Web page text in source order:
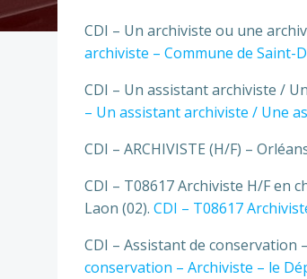
CDI – Un archiviste ou une
archiviste – Commune de Saint-
CDI – Un assistant archiviste /
– Un assistant archiviste / Une
CDI – ARCHIVISTE (H/F) –
CDI – T08617 Archiviste H/F en
Laon (02). CDI – T08617
CDI – Assistant de conservation
conservation – Archiviste – le